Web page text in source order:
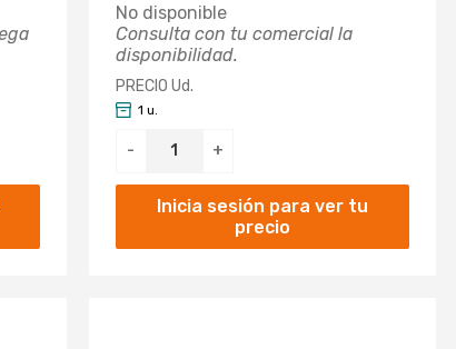
No disponible
Consulta con tu comercial la
disponibilidad.
PRECIO Ud.
- +
1 u.
Inicia sesión para ver tu
precio